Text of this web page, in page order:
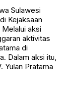
Sulawesi
Kejaksaan
aksi
aktivitas
di
Dalam aksi itu,
Yulan Pratama